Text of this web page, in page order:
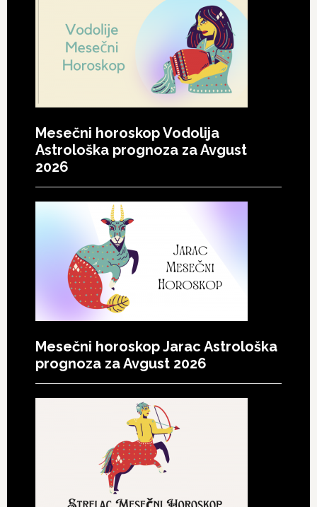
Mesečni horoskop Vodolija
Astrološka prognoza za Avgust
2026
Mesečni horoskop Jarac Astrološka
prognoza za Avgust 2026